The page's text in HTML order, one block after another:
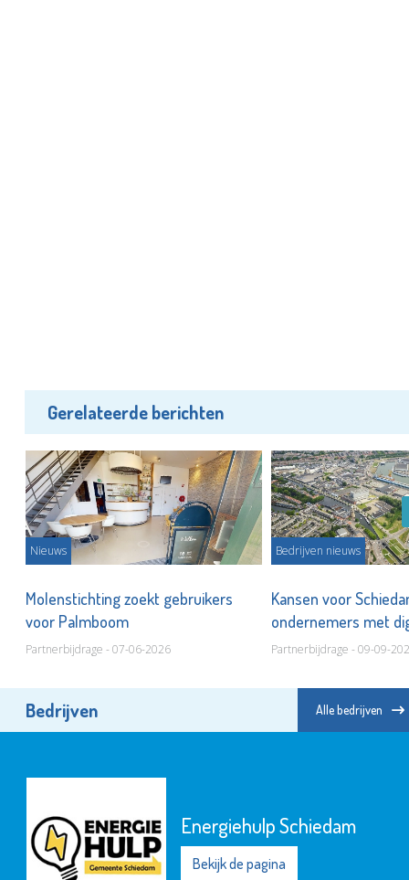
Gerelateerde berichten
Nieuws
Molenstichting zoekt gebruikers
voor Palmboom
Partnerbijdrage - 07-06-2026
Bedrijven nieuws
Kansen voor
ondernemers met
hulpmiddelen
Partnerbijdrage - 09-09-
Bedrijven Alle bedrijven
Energiehulp Schiedam
Bekijk de pagina